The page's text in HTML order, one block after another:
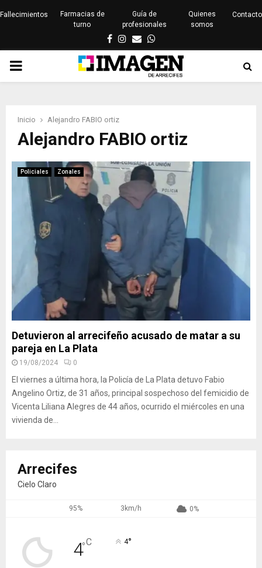
Fallecimientos
Farmacias de
turno
Guía de
profesionales
Quienes
somos
Contacto
Facebook
Instagram
EmailWhatsapp
PRIMARY
Inicio Alejandro FABIO ortiz
Alejandro FABIO ortiz
Policiales Zonales
Detuvieron al arrecifeño acusado de matar a su
pareja en La Plata
19/08/2024 0
El viernes a última hora, la Policía de La Plata detuvo Fabio
Angelino Ortiz, de 31 años, principal sospechoso del femicidio de
Vicenta Liliana Alegres de 44 años, ocurrido el miércoles en una
vivienda de...
Arrecifes
Cielo Claro
95% 3km/h 0%
4°C 4°